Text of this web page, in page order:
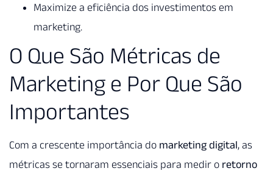
Maximize a eficiência dos investimentos em
marketing.
O Que São Métricas de
Marketing e Por Que São
Importantes
Com a crescente importância do marketing digital, as
métricas se tornaram essenciais para medir o retorno